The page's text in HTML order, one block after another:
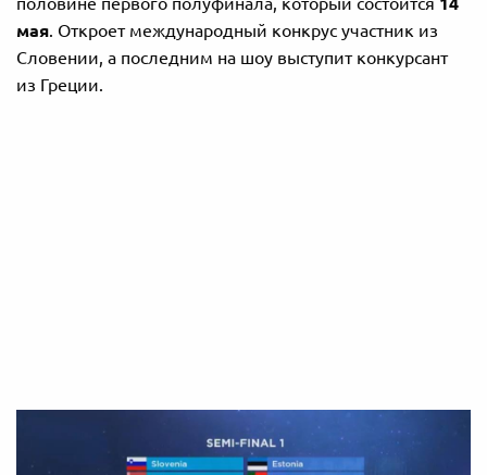
мая. Откроет международный конкрус участник из
Словении, а последним на шоу выступит конкурсант
из Греции.